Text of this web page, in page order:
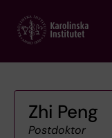
main
Zhi Peng
Postdoktor